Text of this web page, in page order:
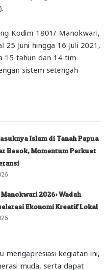
Kodim 1801/ Manokwari,
Juni hingga 16 Juli 2021,
15 tahun dan 14 tim
sistem setengah
Islam di Tanah Papua
Besok, Momentum Perkuat
2026: Wadah
Ekonomi Kreatif Lokal
mengapresiasi kegiatan ini,
muda, serta dapat